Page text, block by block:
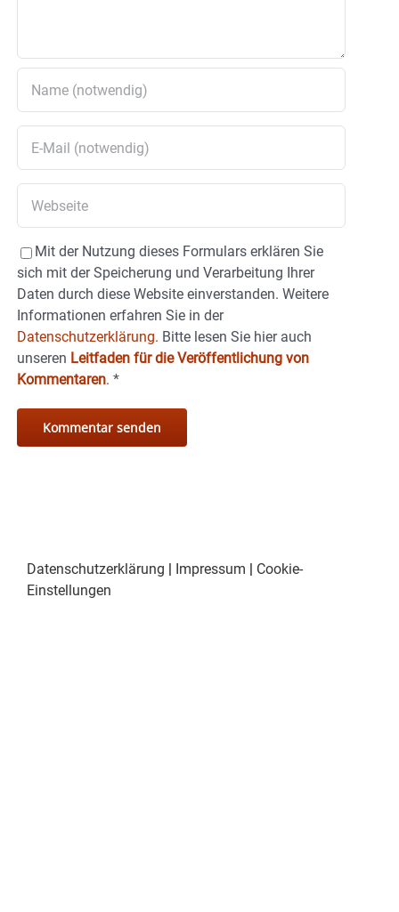
Mit der Nutzung dieses Formulars erklären Sie
sich mit der Speicherung und Verarbeitung Ihrer
Daten durch diese Website einverstanden. Weitere
Informationen erfahren Sie in der
Datenschutzerklärung. Bitte lesen Sie hier auch
unseren Leitfaden für die Veröffentlichung von
Kommentaren. *
Datenschutzerklärung Impressum
Cookie-
Einstellungen